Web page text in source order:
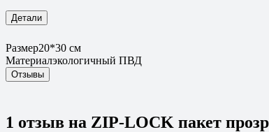
Детали
Размер20*30 см
Материалэкологичный ПВД
Отзывы
1 отзыв на ZIP-LOCK пакет